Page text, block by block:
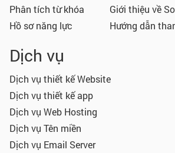
Phân tích từ khóa
Hồ sơ năng lực
Giới thiệu về
Hướng dẫn
Dịch vụ
Dịch vụ thiết kế Website
Dịch vụ thiết kế app
Dịch vụ Web Hosting
Dịch vụ Tên miền
Dịch vụ Email Server